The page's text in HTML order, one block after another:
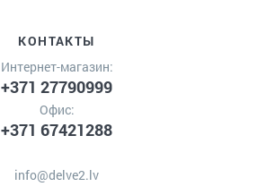
КОНТАКТЫ
Интернет-магазин:
+371 27790999
Офис:
+371 67421288
info@delve2.lv